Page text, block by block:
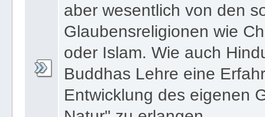
aber wesentlich von den
Glaubensreligionen wie
oder Islam. Wie auch
Buddhas Lehre eine
Entwicklung des eigenen